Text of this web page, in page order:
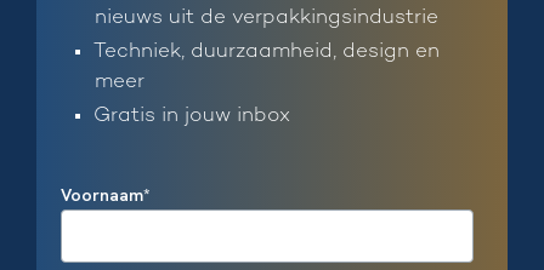
nieuws uit de verpakkingsindustrie
Techniek, duurzaamheid, design en
meer
Gratis in jouw inbox
Voornaam*